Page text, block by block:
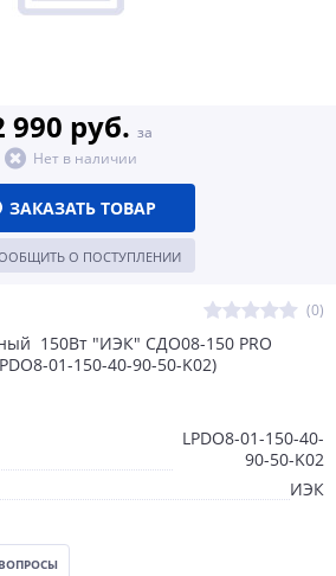
(0)
150Вт "ИЭК" СДО08-150 PRO
01-150-40-90-50-K02)
990 руб. за
Нет в наличии
ЗАКАЗАТЬ ТОВАР
О ПОСТУПЛЕНИИ
LPDO8-01-150-40-
90-50-K02
ИЭК